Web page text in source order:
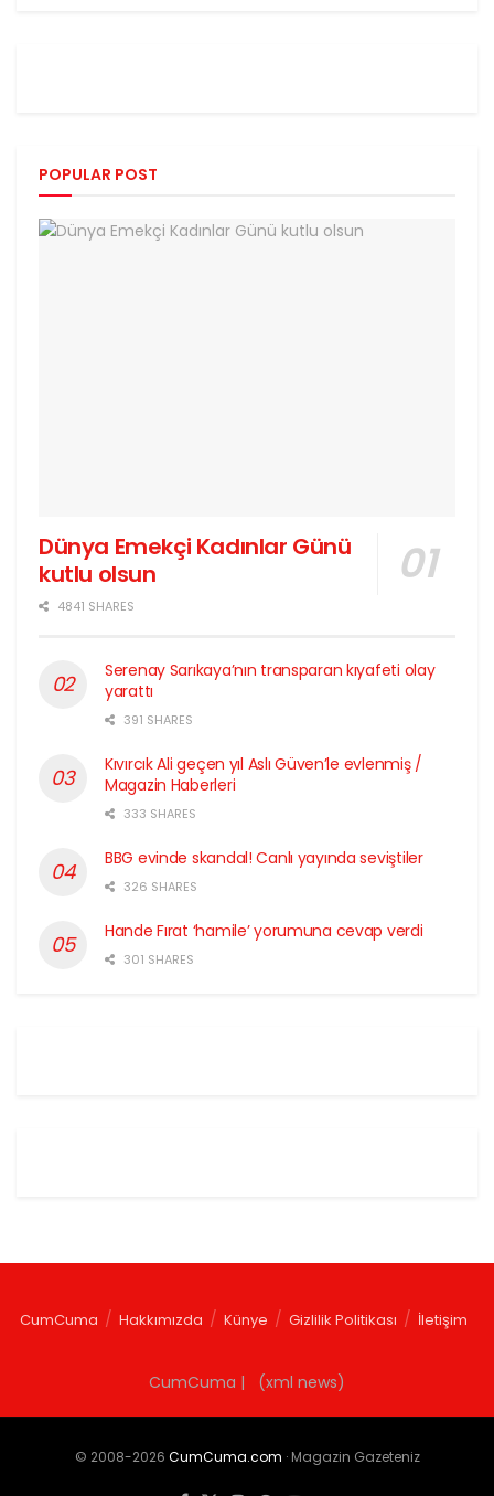
POPULAR POST
Dünya Emekçi Kadınlar Günü
kutlu olsun
4841 SHARES
Serenay Sarıkaya’nın transparan kıyafeti olay
yarattı
391 SHARES
Kıvırcık Ali geçen yıl Aslı Güven’le evlenmiş /
Magazin Haberleri
333 SHARES
BBG evinde skandal! Canlı yayında seviştiler
326 SHARES
Hande Fırat ‘hamile’ yorumuna cevap verdi
301 SHARES
CumCuma Hakkımızda Künye Gizlilik Politikası İletişim
CumCuma | (xml news)
© 2008-2026 CumCuma.com · Magazin Gazeteniz